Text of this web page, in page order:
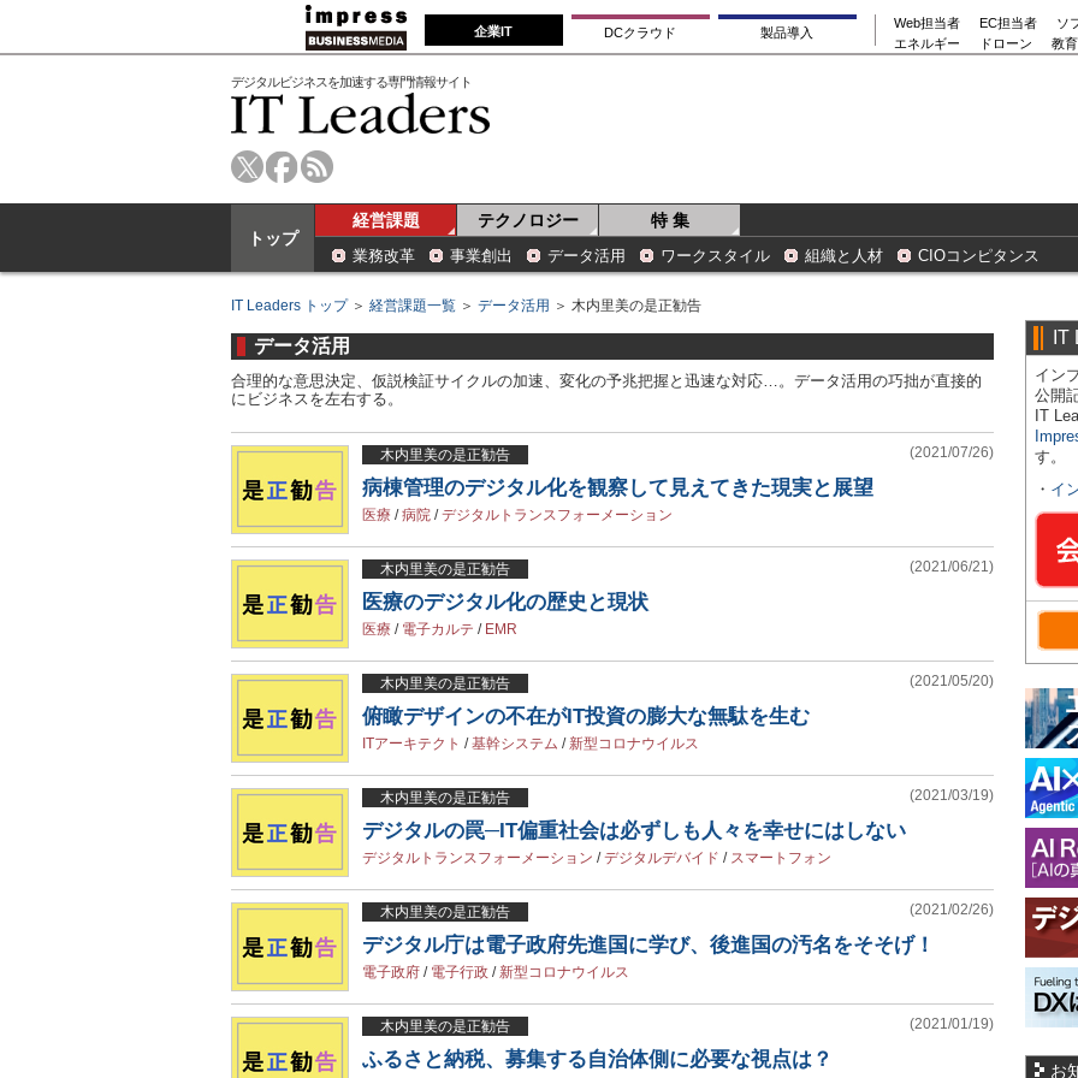
企業IT DCクラウド 製品導入
Web担当者 EC担当者
ソ
エネルギー
ドローン 教
デジタルビジネスを加速する専門情報サイト
トップ
経営課題 テクノロジー 特 集
業務改革 事業創出 データ活用 ワークスタイル 組織と人材 CIOコンピタンス
IT Leaders トップ＞ 経営課題一覧 ＞ データ活用 ＞ 木内里美の是正勧告
データ活用
合理的な意思決定、仮説検証サイクルの加速、変化の予兆把握と迅速な対応…。データ活用の巧拙が直接的
にビジネスを左右する。
木内里美の是正勧告 (2021/07/26)
病棟管理のデジタル化を観察して見えてきた現実と展望
医療 /病院 /デジタルトランスフォーメーション
木内里美の是正勧告 (2021/06/21)
医療のデジタル化の歴史と現状
医療 / 電子カルテ / EMR
木内里美の是正勧告 (2021/05/20)
俯瞰デザインの不在がIT投資の膨大な無駄を生む
ITアーキテクト /基幹システム / 新型コロナウイルス
木内里美の是正勧告 (2021/03/19)
デジタルの罠─IT偏重社会は必ずしも人々を幸せにはしない
デジタルトランスフォーメーション /デジタルデバイド / スマートフォン
木内里美の是正勧告 (2021/02/26)
デジタル庁は電子政府先進国に学び、後進国の汚名をそそげ！
電子政府 / 電子行政 / 新型コロナウイルス
木内里美の是正勧告 (2021/01/19)
ふるさと納税、募集する自治体側に必要な視点は？
IT
イン
公開
IT
す。
・ イ
お